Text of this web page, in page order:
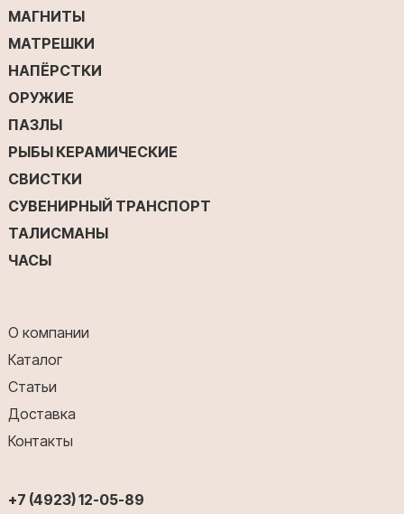
МАГНИТЫ
МАТРЕШКИ
НАПЁРСТКИ
ОРУЖИЕ
ПАЗЛЫ
РЫБЫ КЕРАМИЧЕСКИЕ
СВИСТКИ
СУВЕНИРНЫЙ ТРАНСПОРТ
ТАЛИСМАНЫ
ЧАСЫ
О компании
Каталог
Статьи
Доставка
Контакты
+7 (4923) 12-05-89